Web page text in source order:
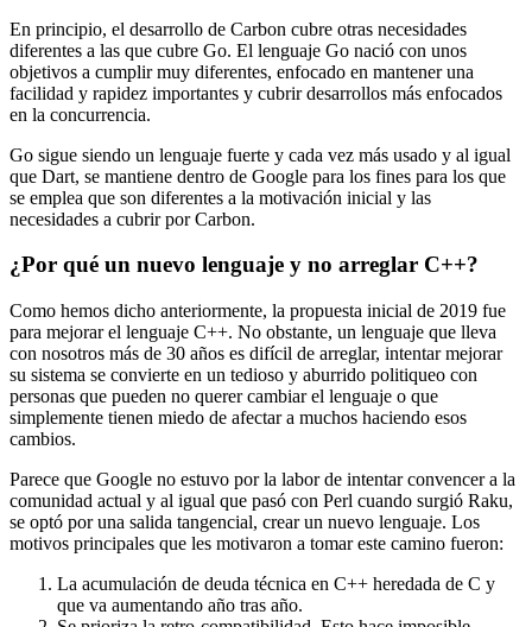
En principio, el desarrollo de Carbon cubre otras necesidades
diferentes a las que cubre Go. El lenguaje Go nació con unos
objetivos a cumplir muy diferentes, enfocado en mantener una
facilidad y rapidez importantes y cubrir desarrollos más enfocados
en la concurrencia.
Go sigue siendo un lenguaje fuerte y cada vez más usado y al igual
que Dart, se mantiene dentro de Google para los fines para los que
se emplea que son diferentes a la motivación inicial y las
necesidades a cubrir por Carbon.
¿Por qué un nuevo lenguaje y no arreglar C++?
Como hemos dicho anteriormente, la propuesta inicial de 2019 fue
para mejorar el lenguaje C++. No obstante, un lenguaje que lleva
con nosotros más de 30 años es difícil de arreglar, intentar mejorar
su sistema se convierte en un tedioso y aburrido politiqueo con
personas que pueden no querer cambiar el lenguaje o que
simplemente tienen miedo de afectar a muchos haciendo esos
cambios.
Parece que Google no estuvo por la labor de intentar convencer a la
comunidad actual y al igual que pasó con Perl cuando surgió Raku,
se optó por una salida tangencial, crear un nuevo lenguaje. Los
motivos principales que les motivaron a tomar este camino fueron:
La acumulación de deuda técnica en C++ heredada de C y
que va aumentando año tras año.